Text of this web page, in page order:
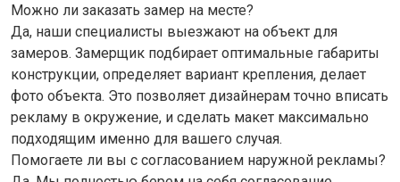
Можно ли заказать замер на месте?
Да, наши специалисты выезжают на объект для
замеров. Замерщик подбирает оптимальные габариты
конструкции, определяет вариант крепления, делает
фото объекта. Это позволяет дизайнерам точно вписать
рекламу в окружение, и сделать макет максимально
подходящим именно для вашего случая.
Помогаете ли вы с согласованием наружной рекламы?